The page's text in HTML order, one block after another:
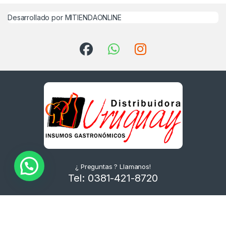
Desarrollado por MITIENDAONLINE
¿ Preguntas ? Llamanos!
Tel: 0381-421-8720